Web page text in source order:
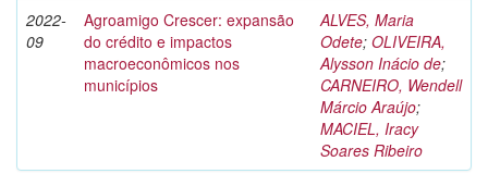
2022-
09
Agroamigo Crescer: expansão
do crédito e impactos
macroeconômicos nos
municípios
ALVES, Maria
Odete; OLIVEIRA,
Alysson Inácio de;
CARNEIRO, Wendell
Márcio Araújo;
MACIEL, Iracy
Soares Ribeiro